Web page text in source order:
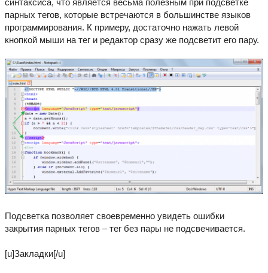
синтаксиса, что является весьма полезным при подсветке
парных тегов, которые встречаются в большинстве языков
программирования. К примеру, достаточно нажать левой
кнопкой мыши на тег и редактор сразу же подсветит его пару.
Подсветка позволяет своевременно увидеть ошибки
закрытия парных тегов – тег без пары не подсвечивается.
[u]Закладки[/u]